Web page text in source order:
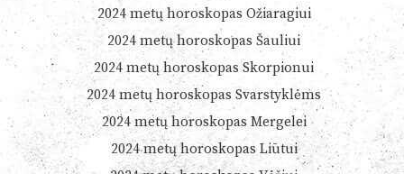
2024 metų horoskopas Ožiaragiui
2024 metų horoskopas Šauliui
2024 metų horoskopas Skorpionui
2024 metų horoskopas Svarstyklėms
2024 metų horoskopas Mergelei
2024 metų horoskopas Liūtui